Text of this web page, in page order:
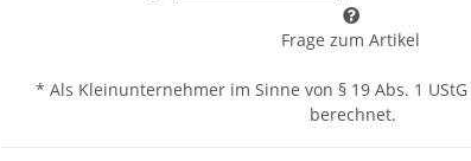
Frage zum Artikel
* Als Kleinunternehmer im Sinne von § 19 Abs. 1
berechnet.